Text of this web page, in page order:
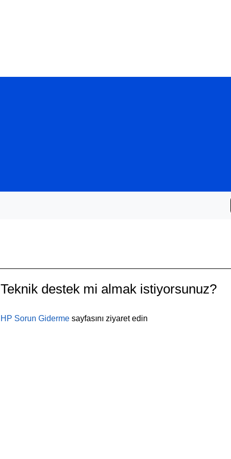
Teknik destek mi almak istiyorsunuz?
HP Sorun Giderme sayfasını ziyaret edin